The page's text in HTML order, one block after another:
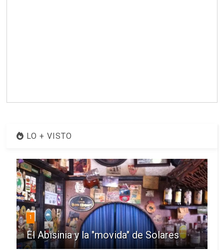
LO + VISTO
1
El Abisinia y la "movida" de Solares